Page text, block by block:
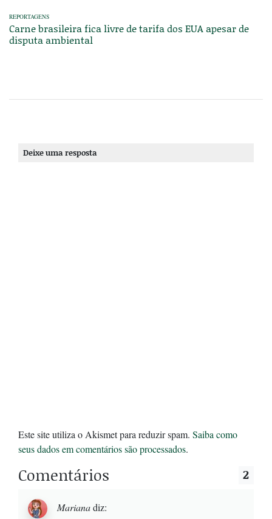
REPORTAGENS
Carne brasileira fica livre de tarifa dos EUA apesar de
disputa ambiental
Deixe uma resposta
Este site utiliza o Akismet para reduzir spam. Saiba como
seus dados em comentários são processados.
Comentários 2
Marianadiz: